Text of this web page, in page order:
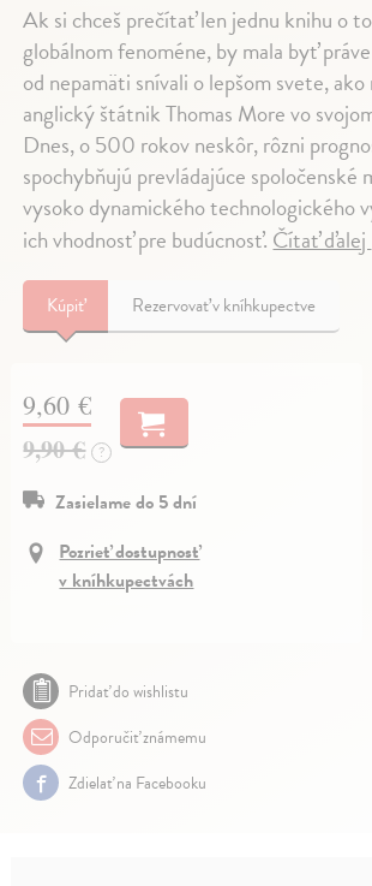
Ak si chceš prečítať len jednu knihu o
globálnom fenoméne, by mala byť
od nepamäti snívali o lepšom svete,
anglický štátnik Thomas More vo
Dnes, o 500 rokov neskôr, rôzni
spochybňujú prevládajúce spoločenské
vysoko dynamického technologického
ich vhodnosť pre budúcnosť.Čítať ďalej
Kúpiť Rezervovať v kníhkupectve
9,60 €
9,90 € ?
Zasielame do 5 dní
Pozrieť dostupnosť
v kníhkupectvách
Pridať do wishlistu
Odporučiť známemu
Zdielať na Facebooku